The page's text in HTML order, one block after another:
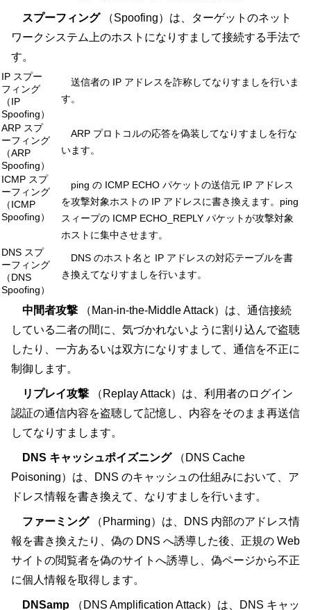
スプーフィング
（Spoofing）は、ターゲットのネット
ワークシステム上のホストになりすまして接続する手法で
す。
IP スプー
フィング
（IP
Spoofing）
送信者の IP アドレスを詐称してなりすましを行いま
す。
ARP スプ
ーフィング
（ARP
Spoofing）
ARP プロトコルの応答を偽装してなりすましを行な
います。
ICMP スプ
ーフィング
（ICMP
Spoofing）
ping の ICMP ECHO パケットの送信元 IP アドレス
を攻撃対象ホストの IP アドレスに書き換えます。ping
スィープの ICMP ECHO_REPLY パケットが攻撃対象
ホストに集中させます。
DNS スプ
ーフィング
（DNS
Spoofing）
DNS のホスト名と IP アドレスの対応テーブルを書
き換えてなりすましを行います。
中間者攻撃
（Man-in-the-Middle Attack）は、通信接続
している二者の間に、気づかれないように割り込んで盗聴
したり、一方あるいは双方になりすまして、通信を不正に
制御します。
リプレイ攻撃
（Replay Attack）は、利用者のログイン
認証の通信内容を盗聴して記憶し、内容をそのまま再送信
してなりすまします。
DNS キャッシュポイズニング
（DNS Cache
Poisoning）は、DNS のキャッシュの仕組みにおいて、ア
ドレス情報を書き換えて、なりすましを行います。
ファーミング
（Pharming）は、DNS 内部のアドレス情
報を書き換えたり、偽の DNS へ誘導した後、正規の Web
サイトの閲覧者を偽のサイトへ誘導し、偽ページから不正
に個人情報を取得します。
DNSamp
（DNS Amplification Attack）は、DNS キャッ